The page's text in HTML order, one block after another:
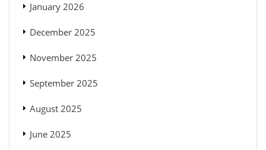
January 2026
December 2025
November 2025
September 2025
August 2025
June 2025